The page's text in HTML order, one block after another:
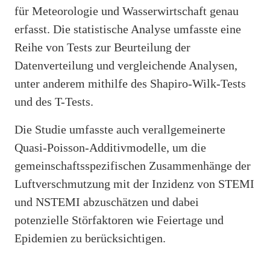
für Meteorologie und Wasserwirtschaft genau
erfasst. Die statistische Analyse umfasste eine
Reihe von Tests zur Beurteilung der
Datenverteilung und vergleichende Analysen,
unter anderem mithilfe des Shapiro-Wilk-Tests
und des T-Tests.
Die Studie umfasste auch verallgemeinerte
Quasi-Poisson-Additivmodelle, um die
gemeinschaftsspezifischen Zusammenhänge der
Luftverschmutzung mit der Inzidenz von STEMI
und NSTEMI abzuschätzen und dabei
potenzielle Störfaktoren wie Feiertage und
Epidemien zu berücksichtigen.